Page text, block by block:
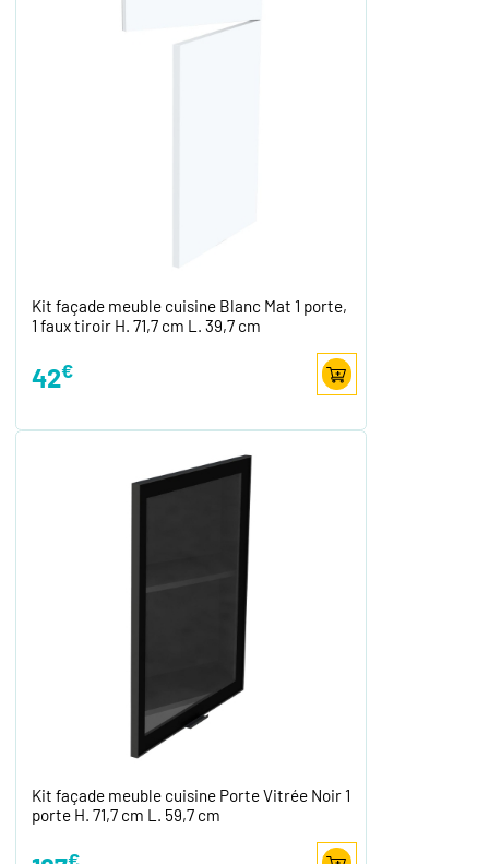
Kit façade meuble cuisine Blanc Mat 1 porte,
1 faux tiroir H. 71,7 cm L. 39,7 cm
42€
Kit façade meuble cuisine Porte Vitrée Noir 1
porte H. 71,7 cm L. 59,7 cm